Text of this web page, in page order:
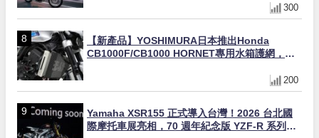
300
【新產品】YOSHIMURA日本推出Honda
CB1000F/CB1000 HORNET專用水箱護網，六
200
Yamaha XSR155 正式導入台灣！2026 台北國
際摩托車展亮相，70 週年紀念版 YZF-R 系列限